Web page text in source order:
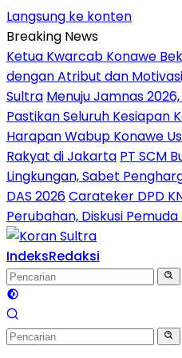
Langsung ke konten
Breaking News
Ketua Kwarcab Konawe
dengan Atribut dan
Sultra Menuju Jamnas
Pastikan Seluruh Kesiapan
Harapan Wabup Konawe
Rakyat di Jakarta PT SCM
Lingkungan, Sabet
DAS 2026Carateker DPD
Perubahan, Diskusi
IndeksRedaksi